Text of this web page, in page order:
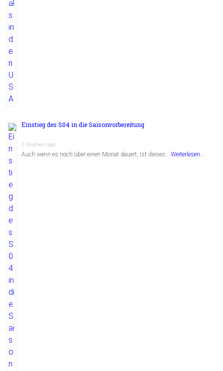
Einstieg des S04 in die Saisonvorbereitung
2 Wochen ago
Auch wenn es noch über einen Monat dauert, ist dieses …Weiterlesen...